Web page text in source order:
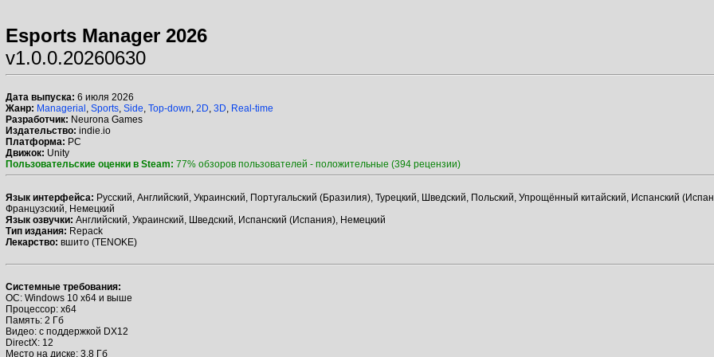
Esports Manager 2026
v1.0.0.20260630
Дата выпуска: 6 июля 2026
Жанр: Managerial , Sports, Side, Top-down, 2D, 3D, Real-time
Разработчик: Neurona Games
Издательство: indie.io
Платформа: PC
Движок: Unity
Пользовательские оценки в Steam: 77% обзоров пользователей - положительные (394 рецензии)
Язык интерфейса: Русский, Английский, Украинский, Португальский (Бразилия), Турецкий, Шведский, Польский, Упрощённый китайский, Испанский
Французский, Немецкий
Язык озвучки: Английский, Украинский, Шведский, Испанский (Испания), Немецкий
Тип издания: Repack
Лекарство: вшито (TENOKE)
Системные требования:
ОС: Windows 10 x64 и выше
Процессор: x64
Память: 2 Гб
Видео: с поддержкой DX12
DirectX: 12
Место на диске: 3.8 Гб